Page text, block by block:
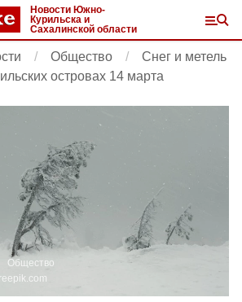
Новости Южно-
Курильска и
Сахалинской области
Общество
Снег и метель
островах 14 марта
Общество